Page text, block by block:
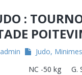
:
admin Judo, Minimes
NC -50 kg